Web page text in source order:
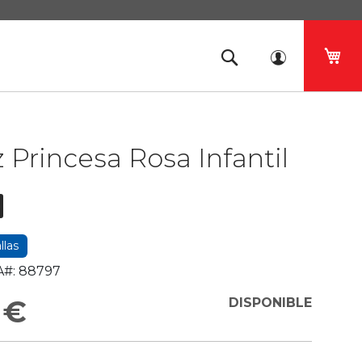
Princesa Rosa Infantil
88797
€ DISPONIBLE